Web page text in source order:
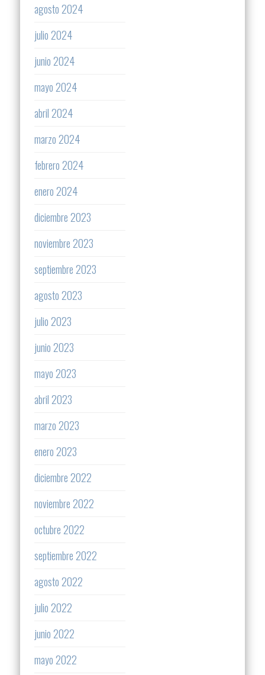
agosto 2024
julio 2024
junio 2024
mayo 2024
abril 2024
marzo 2024
febrero 2024
enero 2024
diciembre 2023
noviembre 2023
septiembre 2023
agosto 2023
julio 2023
junio 2023
mayo 2023
abril 2023
marzo 2023
enero 2023
diciembre 2022
noviembre 2022
octubre 2022
septiembre 2022
agosto 2022
julio 2022
junio 2022
mayo 2022